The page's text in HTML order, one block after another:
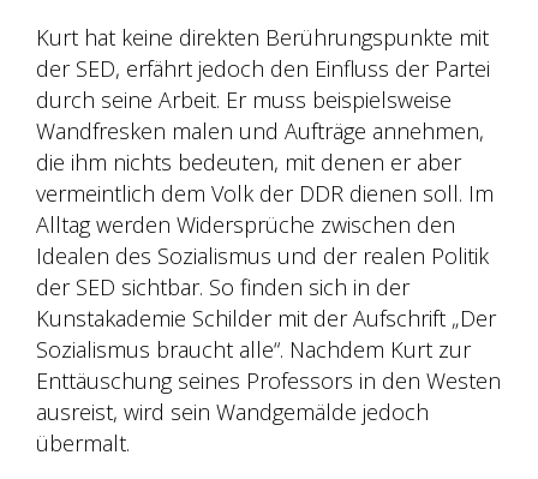
Kurt hat keine direkten Berührungspunkte mit
der SED, erfährt jedoch den Einfluss der Partei
durch seine Arbeit. Er muss beispielsweise
Wandfresken malen und Aufträge annehmen,
die ihm nichts bedeuten, mit denen er aber
vermeintlich dem Volk der DDR dienen soll. Im
Alltag werden Widersprüche zwischen den
Idealen des Sozialismus und der realen Politik
der SED sichtbar. So finden sich in der
Kunstakademie Schilder mit der Aufschrift „Der
Sozialismus braucht alle“. Nachdem Kurt zur
Enttäuschung seines Professors in den Westen
ausreist, wird sein Wandgemälde jedoch
übermalt.